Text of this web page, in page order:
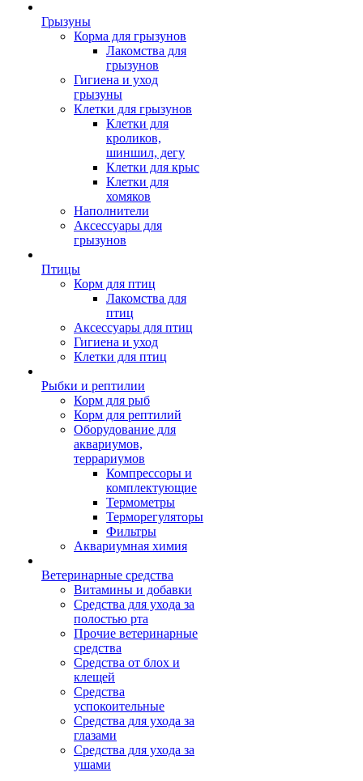
Грызуны
Корма для грызунов
Лакомства для
грызунов
Гигиена и уход
грызуны
Клетки для грызунов
Клетки для
кроликов,
шиншил, дегу
Клетки для крыс
Клетки для
хомяков
Наполнители
Аксессуары для
грызунов
Птицы
Корм для птиц
Лакомства для
птиц
Аксессуары для птиц
Гигиена и уход
Клетки для птиц
Рыбки и рептилии
Корм для рыб
Корм для рептилий
Оборудование для
аквариумов,
террариумов
Компрессоры и
комплектующие
Термометры
Терморегуляторы
Фильтры
Аквариумная химия
Ветеринарные средства
Витамины и добавки
Средства для ухода за
полостью рта
Прочие ветеринарные
средства
Средства от блох и
клещей
Средства
успокоительные
Средства для ухода за
глазами
Средства для ухода за
ушами